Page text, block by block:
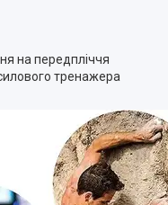
на передпліччя
силового тренажера